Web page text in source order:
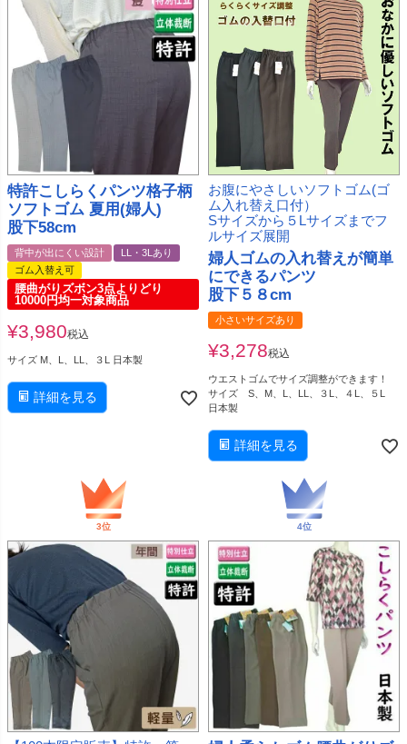
特許こしらくパンツ格子柄
ソフトゴム 夏用(婦人)
股下58cm
背中が出にくい設計
LL・3Lあり
ゴム入替え可
腰曲がりズボン3点よりどり
10000円均一対象商品
¥3,980税込
サイズ M、L、LL、３L 日本製
詳細を見る
お腹にやさしいソフトゴム(ゴ
ム入れ替え口付）
Sサイズから５Lサイズまでフ
ルサイズ展開
婦人ゴムの入れ替えが簡単
にできるパンツ
股下５８cm
小さいサイズあり
¥3,278税込
ウエストゴムでサイズ調整ができます！
サイズ S、M、L、LL、３L、４L、５L
日本製
詳細を見る